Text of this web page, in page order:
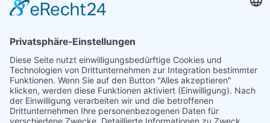
+43 720 353535 - Rückrufservice
service@regionale-produkte.online
© Regionale Produkte | powered by
Creativomedia GmbH